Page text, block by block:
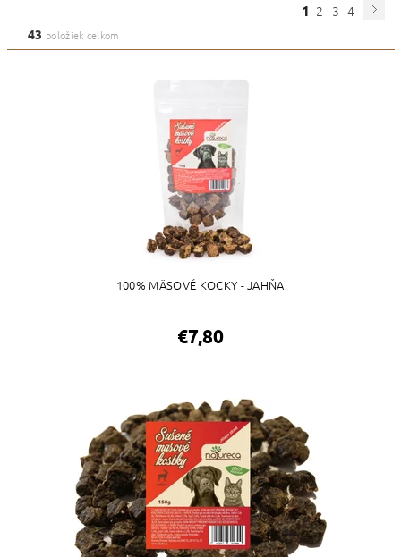
1 2 3 4
43 položiek celkom
100% MÄSOVÉ KOCKY - JAHŇA
€7,80